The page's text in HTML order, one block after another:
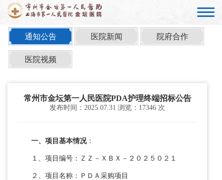
通知公告 医院新闻 院府合作
医院视频
常州市金坛第一人民医院PDA护理终端招标公告
发布时间：2025.07.31 浏览：17346 次
一、项目基本情况：
１、项目编号：ＺＺ－ＸＢＸ－２０２５０２１
２、项目名称：ＰＤＡ采购项目